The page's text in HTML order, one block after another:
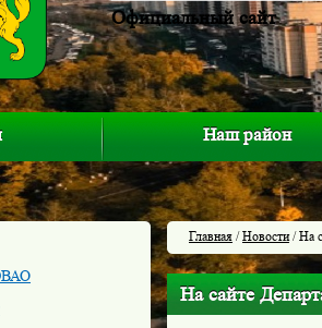
Официальный сайт
Наш район
Главная /Новости/ На
На сайте